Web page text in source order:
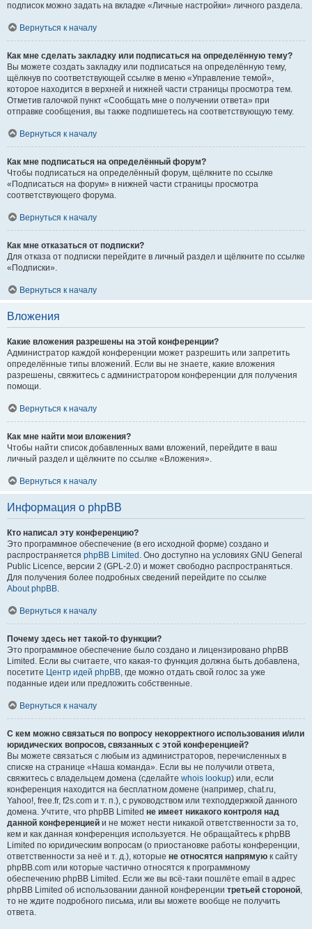
подписок можно задать на вкладке «Личные настройки» личного раздела.
Вернуться к началу
Как мне сделать закладку или подписаться на определённую тему?
Вы можете создать закладку или подписаться на определённую тему,
щёлкнув по соответствующей ссылке в меню «Управление темой»,
которое находится в верхней и нижней части страницы просмотра тем.
Отметив галочкой пункт «Сообщать мне о получении ответа» при
отправке сообщения, вы также подпишетесь на соответствующую тему.
Вернуться к началу
Как мне подписаться на определённый форум?
Чтобы подписаться на определённый форум, щёлкните по ссылке
«Подписаться на форум» в нижней части страницы просмотра
соответствующего форума.
Вернуться к началу
Как мне отказаться от подписки?
Для отказа от подписки перейдите в личный раздел и щёлкните по ссылке
«Подписки».
Вернуться к началу
Вложения
Какие вложения разрешены на этой конференции?
Администратор каждой конференции может разрешить или запретить
определённые типы вложений. Если вы не знаете, какие вложения
разрешены, свяжитесь с администратором конференции для получения
помощи.
Вернуться к началу
Как мне найти мои вложения?
Чтобы найти список добавленных вами вложений, перейдите в ваш
личный раздел и щёлкните по ссылке «Вложения».
Вернуться к началу
Информация о phpBB
Кто написал эту конференцию?
Это программное обеспечение (в его исходной форме) создано и
распространяется phpBB Limited . Оно доступно на условиях GNU General
Public Licence, версии 2 (GPL-2.0) и может свободно распространяться.
Для получения более подробных сведений перейдите по ссылке
About phpBB.
Вернуться к началу
Почему здесь нет такой-то функции?
Это программное обеспечение было создано и лицензировано phpBB
Limited. Если вы считаете, что какая-то функция должна быть добавлена,
посетите Центр идей phpBB, где можно отдать свой голос за уже
поданные идеи или предложить собственные.
Вернуться к началу
С кем можно связаться по вопросу некорректного использования и/или
юридических вопросов, связанных с этой конференцией?
Вы можете связаться с любым из администраторов, перечисленных в
списке на странице «Наша команда». Если вы не получили ответа,
свяжитесь с владельцем домена (сделайте whois lookup) или, если
конференция находится на бесплатном домене (например, chat.ru,
Yahoo!, free.fr, f2s.com и т. п.), с руководством или техподдержкой данного
домена. Учтите, что phpBB Limited не имеет никакого контроля над
данной конференцией и не может нести никакой ответственности за то,
кем и как данная конференция используется. Не обращайтесь к phpBB
Limited по юридическим вопросам (о приостановке работы конференции,
ответственности за неё и т. д.), которые не относятся напрямую к сайту
phpBB.com или которые частично относятся к программному
обеспечению phpBB Limited. Если же вы всё-таки пошлёте email в адрес
phpBB Limited об использовании данной конференции третьей стороной,
то не ждите подробного письма, или вы можете вообще не получить
ответа.